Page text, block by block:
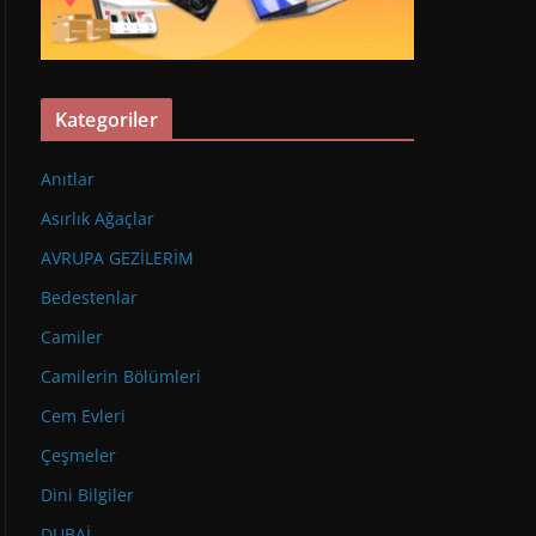
Kategoriler
Anıtlar
Asırlık Ağaçlar
AVRUPA GEZİLERİM
Bedestenlar
Camiler
Camilerin Bölümleri
Cem Evleri
Çeşmeler
Dini Bilgiler